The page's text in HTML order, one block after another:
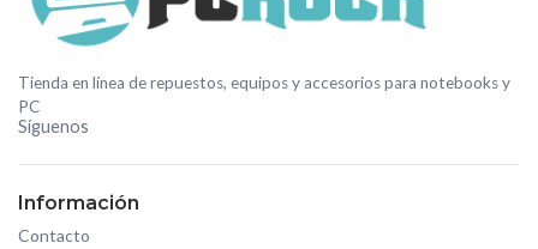
Tienda en línea de repuestos, equipos y accesorios para notebooks y
PC
Síguenos
Información
Contacto